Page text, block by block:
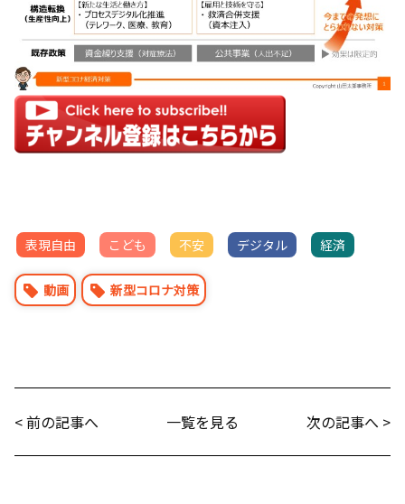
表現自由 こども 不安 デジタル 経済
動画 新型コロナ対策
< 前の記事へ 一覧を見る 次の記事へ >